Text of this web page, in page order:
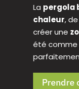
La pergola
chaleur,
créer une
été comme
Prendre